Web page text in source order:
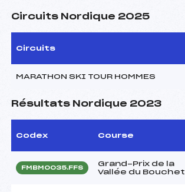
Circuits Nordique 2025
Circuits
MARATHON SKI TOUR HOMMES
Résultats Nordique 2023
Codex Course
FMBM0035.FFS
Grand-Prix de la
Vallée du Bouchet